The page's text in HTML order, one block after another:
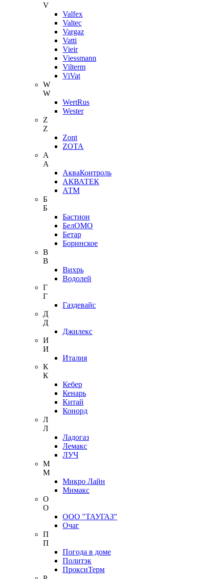
V
Valfex
Valtec
Vargaz
Vatti
Vieir
Viessmann
Vilterm
ViVat
W
W
WertRus
Wester
Z
Z
Zont
ZOTA
А
А
АкваКонтроль
АКВАТЕК
АТМ
Б
Б
Бастион
БелОМО
Бетар
Боринское
В
В
Вихрь
Водолей
Г
Г
Газдевайс
Д
Д
Джилекс
И
И
Италия
К
К
Кебер
Кенарь
Китай
Конорд
Л
Л
Ладогаз
Лемакс
ЛУЧ
М
М
Микро Лайн
Мимакс
О
О
ООО "ТАУГАЗ"
Очаг
П
П
Погода в доме
Политэк
ПроксиТерм